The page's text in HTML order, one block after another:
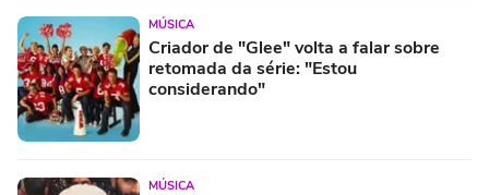
MÚSICA
Criador de "Glee" volta a falar sobre
retomada da série: "Estou
considerando"
MÚSICA